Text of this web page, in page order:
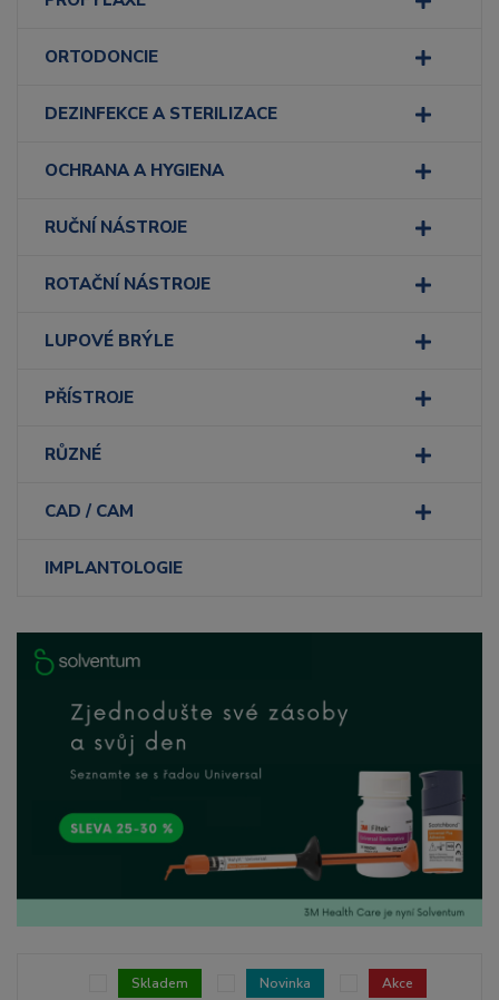
ORTODONCIE
DEZINFEKCE A STERILIZACE
OCHRANA A HYGIENA
RUČNÍ NÁSTROJE
ROTAČNÍ NÁSTROJE
LUPOVÉ BRÝLE
PŘÍSTROJE
RŮZNÉ
CAD / CAM
IMPLANTOLOGIE
Skladem Novinka Akce